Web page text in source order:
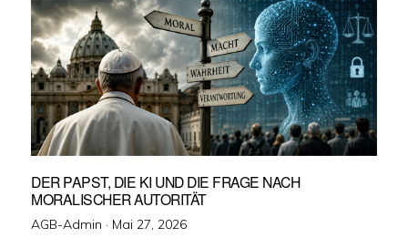
DER PAPST, DIE KI UND DIE FRAGE NACH
MORALISCHER AUTORITÄT
AGB-Admin · Veröffentlicht
Mai 27, 2026